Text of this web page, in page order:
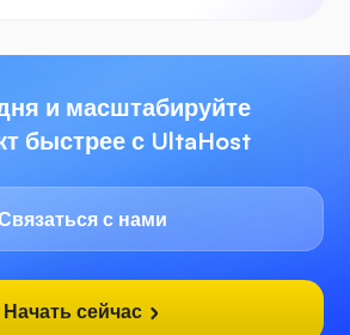
и масштабируйте
быстрее с UltaHost
с нами
Начать сейчас